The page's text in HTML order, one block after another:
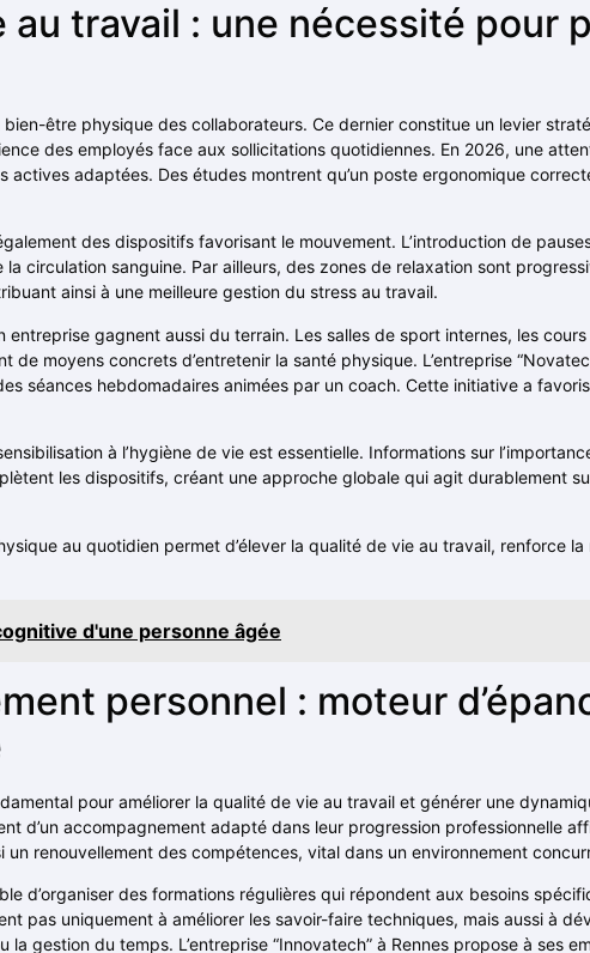
travail : une nécessité pour
être physique des collaborateurs. Ce dernier constitue un levier
des employés face aux sollicitations quotidiennes. En 2026, une
actives adaptées. Des études montrent qu’un poste ergonomique
des dispositifs favorisant le mouvement. L’introduction de
circulation sanguine. Par ailleurs, des zones de relaxation sont
ainsi à une meilleure gestion du stress au travail.
gagnent aussi du terrain. Les salles de sport internes, les
moyens concrets d’entretenir la santé physique. L’entreprise
séances hebdomadaires animées par un coach. Cette initiative a
à l’hygiène de vie est essentielle. Informations sur
les dispositifs, créant une approche globale qui agit durablement
au quotidien permet d’élever la qualité de vie au travail, renforce
d'une personne âgée
personnel : moteur
pour améliorer la qualité de vie au travail et générer une
d’un accompagnement adapté dans leur progression professionnelle
renouvellement des compétences, vital dans un environnement
d’organiser des formations régulières qui répondent aux besoins
pas uniquement à améliorer les savoir-faire techniques, mais aussi à
gestion du temps. L’entreprise “Innovatech” à Rennes propose à ses